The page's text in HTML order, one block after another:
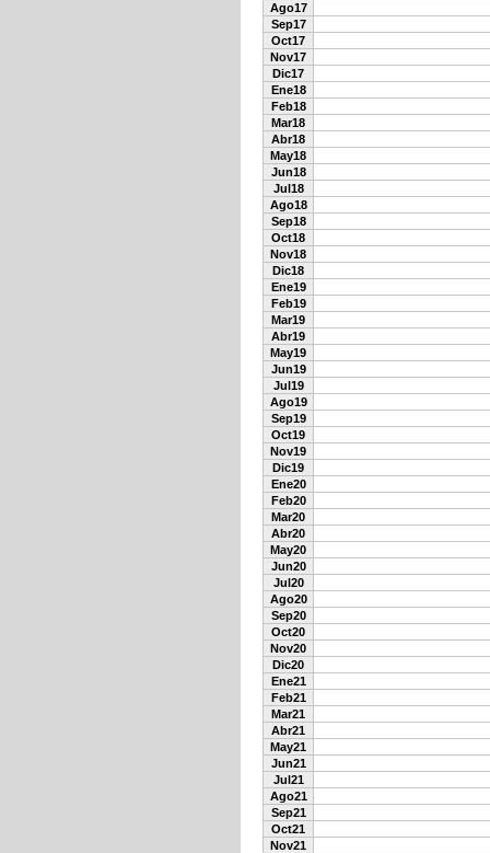
Ago17
Sep17
Oct17
Nov17
Dic17
Ene18
Feb18
Mar18
Abr18
May18
Jun18
Jul18
Ago18
Sep18
Oct18
Nov18
Dic18
Ene19
Feb19
Mar19
Abr19
May19
Jun19
Jul19
Ago19
Sep19
Oct19
Nov19
Dic19
Ene20
Feb20
Mar20
Abr20
May20
Jun20
Jul20
Ago20
Sep20
Oct20
Nov20
Dic20
Ene21
Feb21
Mar21
Abr21
May21
Jun21
Jul21
Ago21
Sep21
Oct21
Nov21